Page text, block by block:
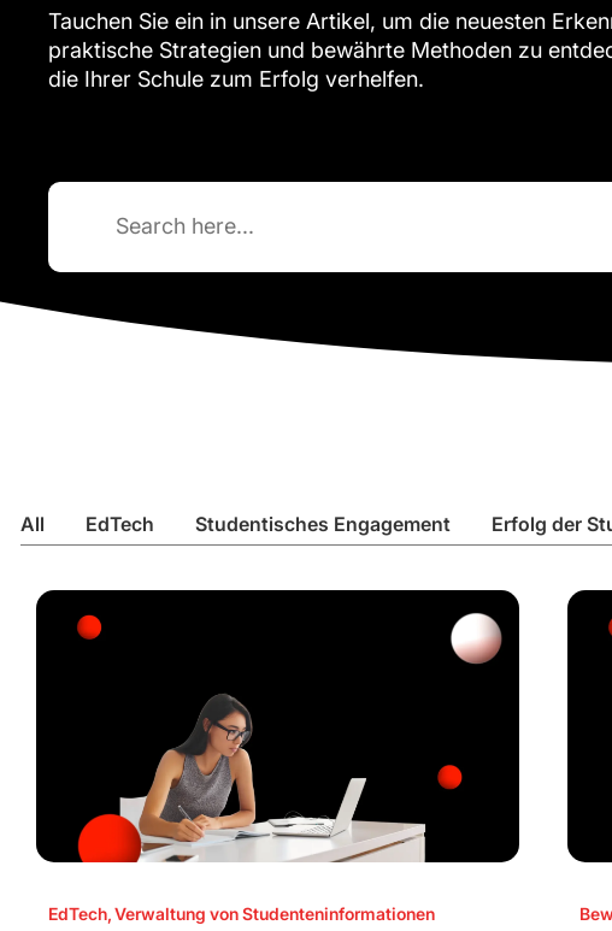
Tauchen Sie ein in unsere Artikel, um die neuesten
praktische Strategien und bewährte Methoden zu
die Ihrer Schule zum Erfolg verhelfen.
Search
All EdTech Studentisches Engagement Erfolg der
EdTech,Verwaltung von Studenteninformationen